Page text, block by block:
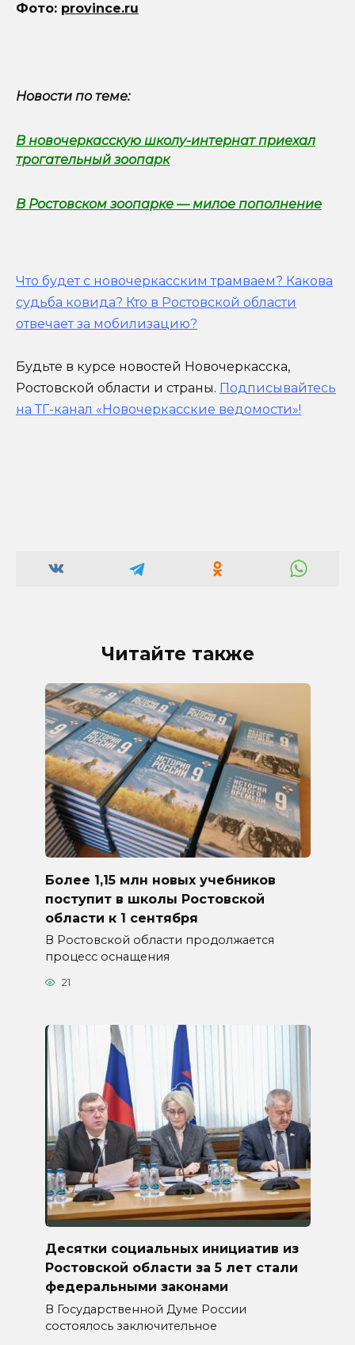
Фото: province.ru
Новости по теме:
В новочеркасскую школу-интернат приехал
трогательный зоопарк
В Ростовском зоопарке — милое пополнение
Что будет с новочеркасским трамваем? Какова
судьба ковида? Кто в Ростовской области
отвечает за мобилизацию?
Будьте в курсе новостей Новочеркасска,
Ростовской области и страны. Подписывайтесь
на ТГ-канал «Новочеркасские ведомости»!
Читайте также
Более 1,15 млн новых учебников
поступит в школы Ростовской
области к 1 сентября
В Ростовской области продолжается
процесс оснащения
21
Десятки социальных инициатив из
Ростовской области за 5 лет стали
федеральными законами
В Государственной Думе России
состоялось заключительное